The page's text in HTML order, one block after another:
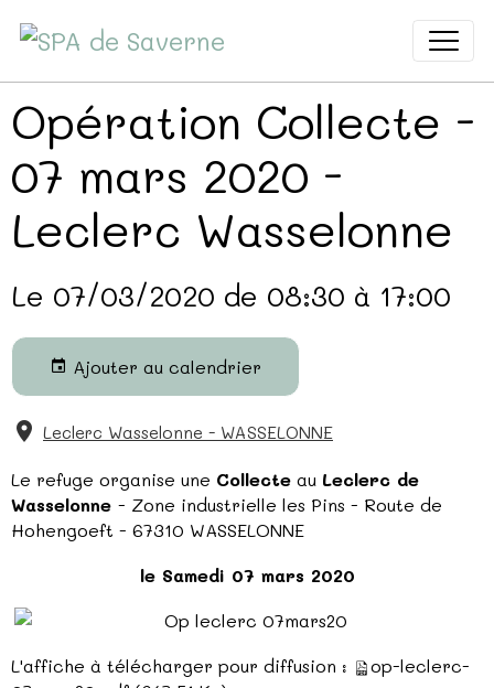
Opération Collecte -
07 mars 2020 -
Leclerc Wasselonne
Le 07/03/2020 de 08:30 à 17:00
Ajouter au calendrier
Leclerc Wasselonne - WASSELONNE
Le refuge organise une Collecte au Leclerc de
Wasselonne - Zone industrielle les Pins - Route de
Hohengoeft - 67310 WASSELONNE
le Samedi 07 mars 2020
L'affiche à télécharger pour diffusion :
op-leclerc-